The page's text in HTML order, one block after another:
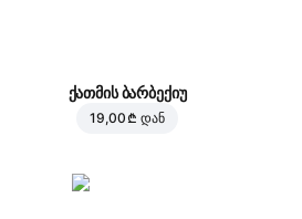
ქათმის ბარბექიუ
19,00 ₾ დან